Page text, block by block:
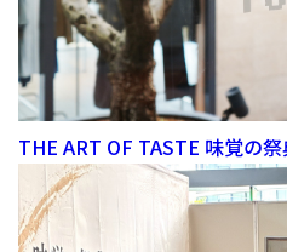
THE ART OF TASTE 味覚の